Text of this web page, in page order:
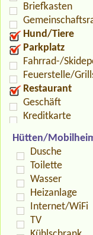
Briefkasten
Hund/Tiere
Parkplatz
Fahrrad-/
Feuerstelle/
Restaurant
Geschäft
Kreditkarte
Hütten/
Dusche
Toilette
Wasser
Heizanlage
Internet/WiFi
TV